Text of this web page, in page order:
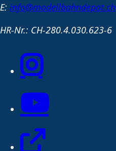
E: info@modellbahndepot.ch
HR-Nr.: CH-280.4.030.623-6